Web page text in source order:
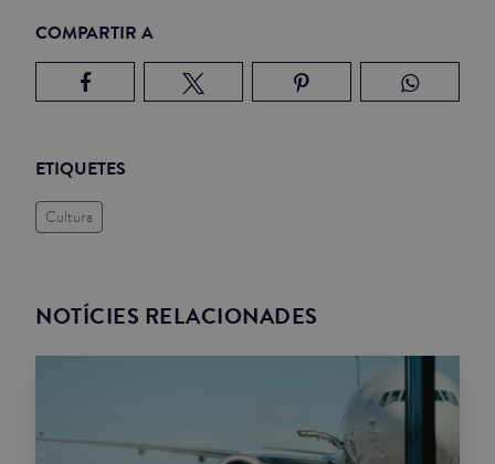
COMPARTIR A
ETIQUETES
Cultura
NOTÍCIES RELACIONADES